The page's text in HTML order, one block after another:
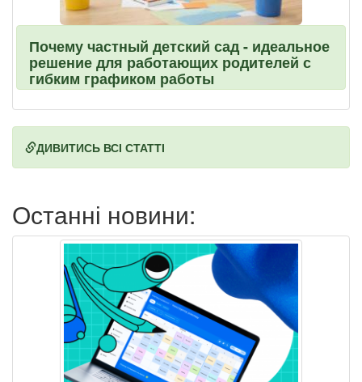
Почему частный детский сад - идеальное
решение для работающих родителей с
гибким графиком работы
ДИВИТИСЬ ВСІ СТАТТІ
Останні новини: